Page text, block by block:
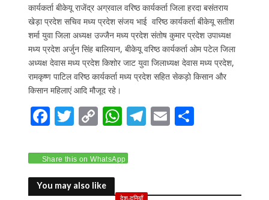
कार्यकर्ता बीकेयू राजेंद्र अग्रवाल वरिष्ठ कार्यकर्ता जिला हरदा बसंतराय
खेड़ा प्रदेश सचिव मध्य प्रदेश संजय भाई वरिष्ठ कार्यकर्ता बीकेयू सतीश
शर्मा युवा जिला अध्यक्ष उज्जैन मध्य प्रदेश संतोष कुमार प्रदेश उपाध्यक्ष
मध्य प्रदेश अर्जुन सिंह बालियान, बीकेयू वरिष्ठ कार्यकर्ता ओम पटेल जिला
अध्यक्ष देवास मध्य प्रदेश किशोर जाट युवा जिलाध्यक्ष देवास मध्य प्रदेश,
रामकृष्ण पाटिल वरिष्ठ कार्यकर्ता मध्य प्रदेश सहित सेकड़ो किसान और
किसान महिलाएं आदि मौजूद रहे।
F
e
b
o
T
itt
er
C
p
y
Li
W
at
A
T
a
E S
Share this on WhatsApp
You may also like
देश-दुनियाँ